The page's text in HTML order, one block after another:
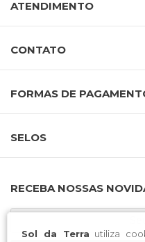
Sol da Terra utiliza
ATENDIMENTO
CONTATO
FORMAS DE
SELOS
RECEBA NOSSAS